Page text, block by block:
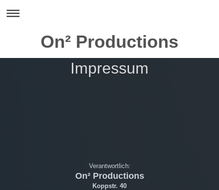
On² Productions
Impressum
Verantwortlich:
On² Productions
Koppstr. 40